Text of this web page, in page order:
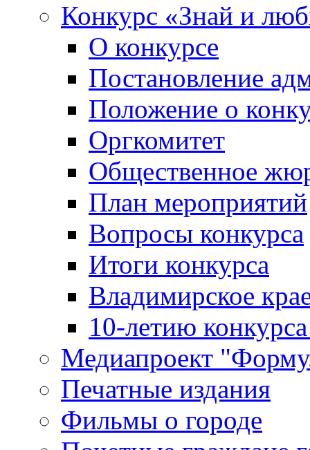
Конкурс «Знай и
О конкурсе
Постановление
Положение о
Оргкомитет
Общественное
План мероприятий
Вопросы конкурса
Итоги конкурса
Владимирское
10-летию
Медиапроект
Печатные издания
Фильмы о городе